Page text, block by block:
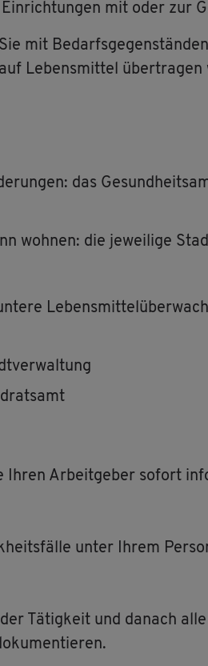
mit oder zur
mit
Le­bens­mit­tel über­tra­gen
das
woh­nen: die je­wei­li­ge
Ar­beit­ge­ber so­fort
unter Ihrem
Tä­tig­keit und da­nach